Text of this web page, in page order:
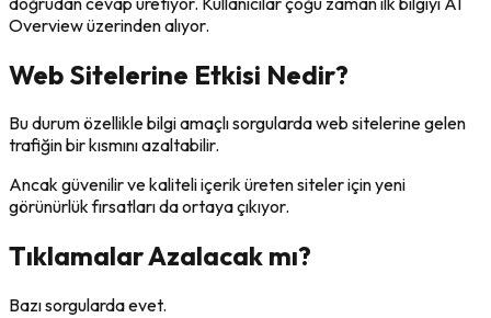
Overview üzerinden alıyor.
Web Sitelerine Etkisi Nedir?
Bu durum özellikle bilgi amaçlı sorgularda web sitelerine gelen
trafiğin bir kısmını azaltabilir.
Ancak güvenilir ve kaliteli içerik üreten siteler için yeni
görünürlük fırsatları da ortaya çıkıyor.
Tıklamalar Azalacak mı?
Bazı sorgularda evet.